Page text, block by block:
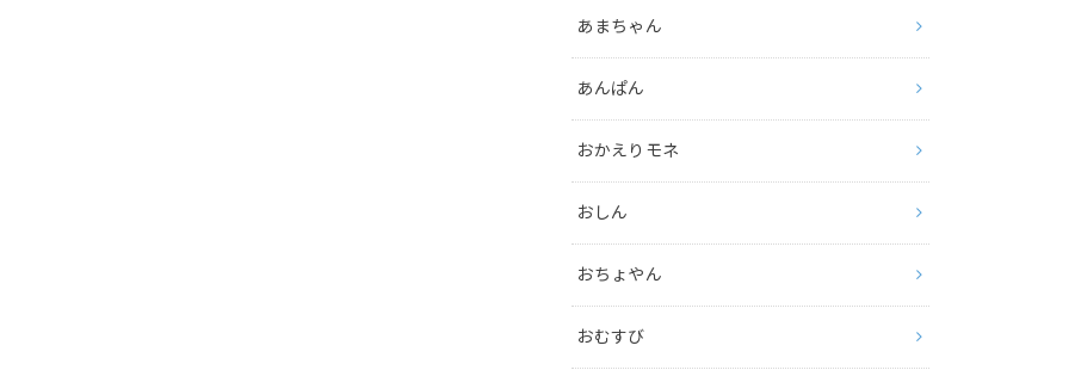
あまちゃん
あんぱん
おかえりモネ
おしん
おちょやん
おむすび